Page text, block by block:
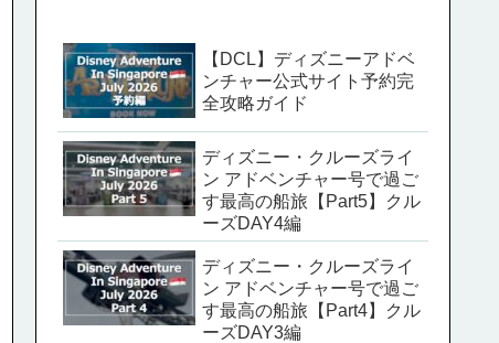
【DCL】ディズニーアドベ
ンチャー公式サイト予約完
全攻略ガイド
ディズニー・クルーズライ
ン アドベンチャー号で過ご
す最高の船旅【Part5】クル
ーズDAY4編
ディズニー・クルーズライ
ン アドベンチャー号で過ご
す最高の船旅【Part4】クル
ーズDAY3編